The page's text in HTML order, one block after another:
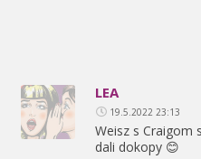
LEA
19.5.2022 23:13
Weisz s Craigom
dali dokopy 😊